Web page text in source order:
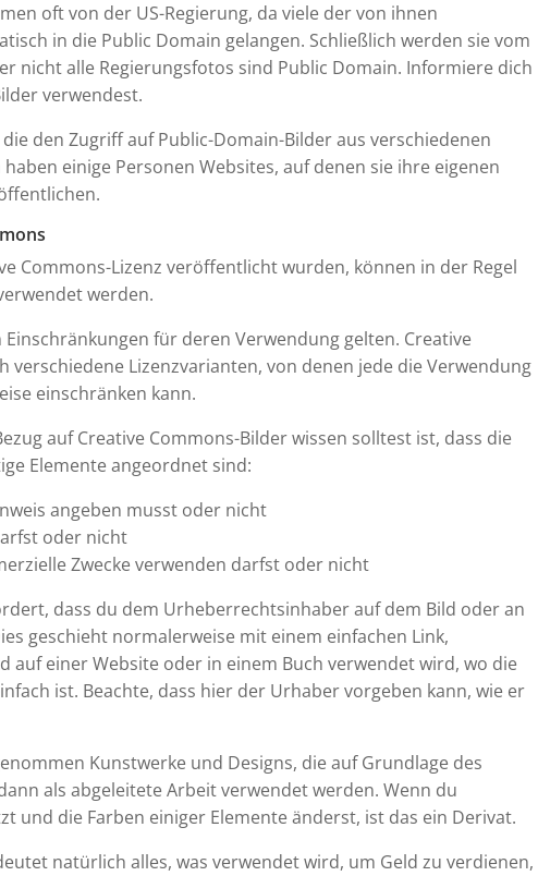
oft von der US-Regierung, da viele der von ihnen
in die Public Domain gelangen. Schließlich werden sie vom
nicht alle Regierungsfotos sind Public Domain. Informiere dich
verwendest.
den Zugriff auf Public-Domain-Bilder aus verschiedenen
einige Personen Websites, auf denen sie ihre eigenen
Commons-Lizenz veröffentlicht wurden, können in der Regel
werden.
für deren Verwendung gelten. Creative
verschiedene Lizenzvarianten, von denen jede die Verwendung
einschränken kann.
auf Creative Commons-Bilder wissen solltest ist, dass die
Elemente angeordnet sind:
angeben musst oder nicht
oder nicht
Zwecke verwenden darfst oder nicht
dass du dem Urheberrechtsinhaber auf dem Bild oder an
geschieht normalerweise mit einem einfachen Link,
auf einer Website oder in einem Buch verwendet wird, wo die
ist. Beachte, dass hier der Urhaber vorgeben kann, wie er
Kunstwerke und Designs, die auf Grundlage des
als abgeleitete Arbeit verwendet werden. Wenn du
und die Farben einiger Elemente änderst, ist das ein Derivat.
natürlich alles, was verwendet wird, um Geld zu verdienen,